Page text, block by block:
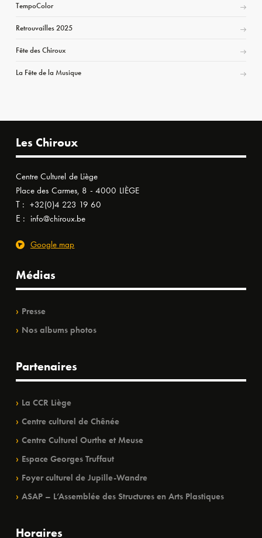
TempoColor
Retrouvailles 2025
Fête des Chiroux
La Fête de la Musique
Les Chiroux
Centre Culturel de Liège
Place des Carmes, 8 - 4000 LIÈGE
T : +32(0)4 223 19 60
E : info@chiroux.be
Google map
Médias
Presse
Nos albums photos
Partenaires
La CCR Liège
Centre culturel de Chênée
Centre Culturel Ourthe et Meuse
Espace Georges Truffaut
Foyer culturel de Jupille-Wandre
ASAP – L’Assemblée des Structures en Arts Plastiques
Horaires